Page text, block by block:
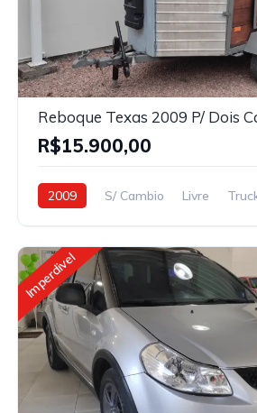
Reboque Texas 2009 P/ Dois
R$15.900,00
2009 S/ Cambio Livre
Imperdivel